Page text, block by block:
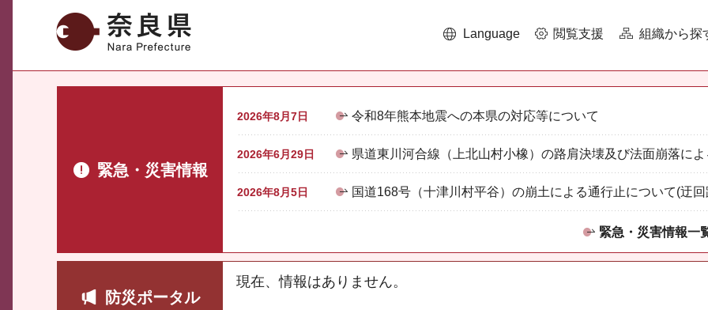
奈良県 Language 閲覧支援 組織から探
緊急・災害情報
2026年8月7日 令和8年熊本地震への本県の対応等について
2026年6月29日 県道東川河合線（上北山村小橡）の路肩決壊及び法面崩落に
2026年8月5日 国道168号（十津川村平谷）の崩土による通行止について(迂
緊急・災害情報一
防災ポータル
現在、情報はありません。